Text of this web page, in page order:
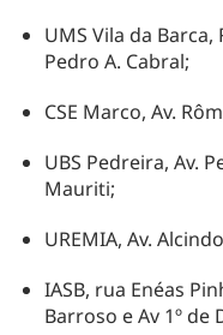
UMS Vila da
Pedro A. Cabral;
CSE Marco, Av.
UBS Pedreira, Av.
Mauriti;
UREMIA, Av.
IASB, rua Enéas
Barroso e Av 1º de